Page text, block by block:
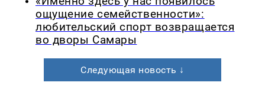
ощущение семейственности»:
любительский спорт возвращается
во дворы Самары
Следующая новость ↓